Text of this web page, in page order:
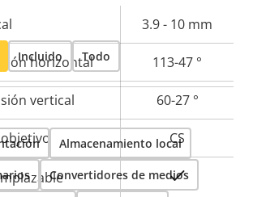
la
propiedad
3.9 - 10 mm
horizontal 113-47 °
vertical 60-27 °
CS
Sí
Incluido Todo
Almacenamiento local
Convertidores de medios